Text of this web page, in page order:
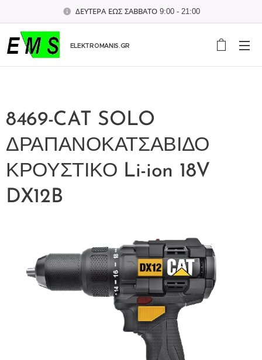
ΔΕΥΤΕΡΑ ΕΩΣ ΣΑΒΒΑΤΟ 9:00 - 21:00
ELEKTROMANIS.GR
8469-CAT SOLO
ΔΡΑΠΑΝΟΚΑΤΣΑΒΙΔΟ
ΚΡΟΥΣΤΙΚΟ Li-ion 18V
DX12B